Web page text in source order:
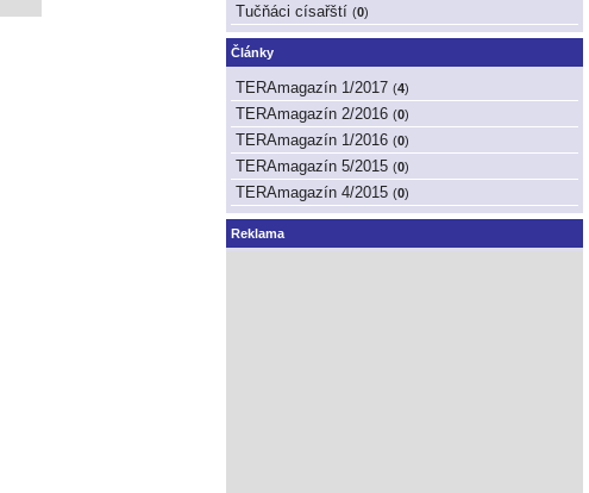
Tučňáci císařští (0)
Články
TERAmagazín 1/2017 (4)
TERAmagazín 2/2016 (0)
TERAmagazín 1/2016 (0)
TERAmagazín 5/2015 (0)
TERAmagazín 4/2015 (0)
Reklama